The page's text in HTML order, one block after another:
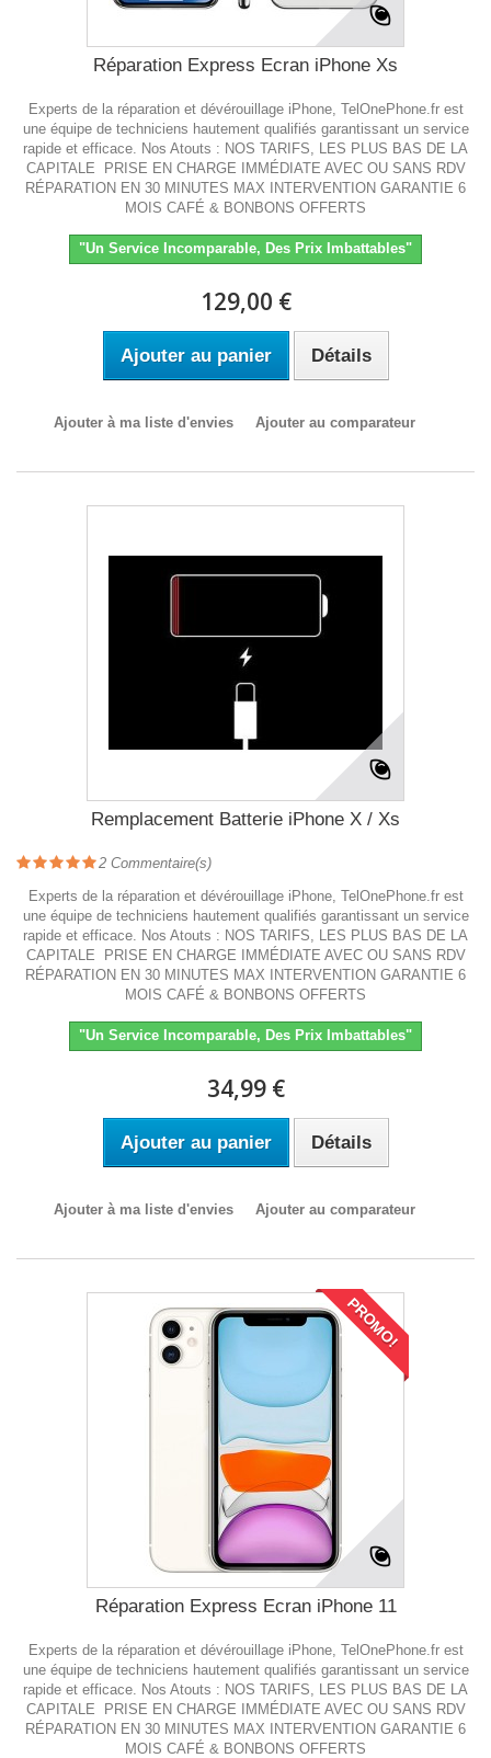
Réparation Express Ecran iPhone Xs
Experts de la réparation et dévérouillage iPhone, TelOnePhone.fr est
une équipe de techniciens hautement qualifiés garantissant un service
rapide et efficace. Nos Atouts : NOS TARIFS, LES PLUS BAS DE LA
CAPITALE PRISE EN CHARGE IMMÉDIATE AVEC OU SANS RDV
RÉPARATION EN 30 MINUTES MAX INTERVENTION GARANTIE 6
MOIS CAFÉ & BONBONS OFFERTS
"Un Service Incomparable, Des Prix Imbattables"
129,00 €
Ajouter au panier Détails
Ajouter à ma liste d'envies Ajouter au comparateur
Remplacement Batterie iPhone X / Xs
2 Commentaire(s)
Experts de la réparation et dévérouillage iPhone, TelOnePhone.fr est
une équipe de techniciens hautement qualifiés garantissant un service
rapide et efficace. Nos Atouts : NOS TARIFS, LES PLUS BAS DE LA
CAPITALE PRISE EN CHARGE IMMÉDIATE AVEC OU SANS RDV
RÉPARATION EN 30 MINUTES MAX INTERVENTION GARANTIE 6
MOIS CAFÉ & BONBONS OFFERTS
"Un Service Incomparable, Des Prix Imbattables"
34,99 €
Ajouter au panier Détails
Ajouter à ma liste d'envies Ajouter au comparateur
PROMO!
Réparation Express Ecran iPhone 11
Experts de la réparation et dévérouillage iPhone, TelOnePhone.fr est
une équipe de techniciens hautement qualifiés garantissant un service
rapide et efficace. Nos Atouts : NOS TARIFS, LES PLUS BAS DE LA
CAPITALE PRISE EN CHARGE IMMÉDIATE AVEC OU SANS RDV
RÉPARATION EN 30 MINUTES MAX INTERVENTION GARANTIE 6
MOIS CAFÉ & BONBONS OFFERTS